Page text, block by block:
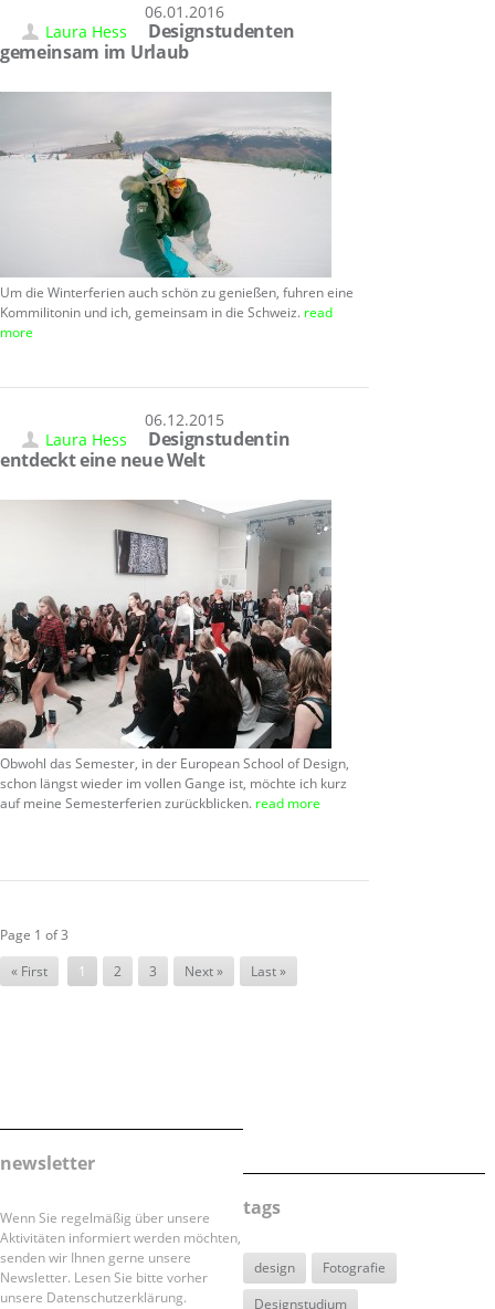
06.01.2016
Laura Hess
Designstudenten
gemeinsam im Urlaub
Um die Winterferien auch schön zu genießen, fuhren eine
Kommilitonin und ich, gemeinsam in die Schweiz. read
more
06.12.2015
Laura Hess
Designstudentin
entdeckt eine neue Welt
Obwohl das Semester, in der European School of Design,
schon längst wieder im vollen Gange ist, möchte ich kurz
auf meine Semesterferien zurückblicken. read more
Page 1 of 3
« First
1 2 3 Next » Last »
newsletter
Wenn Sie regelmäßig über unsere
Aktivitäten informiert werden möchten,
senden wir Ihnen gerne unsere
Newsletter. Lesen Sie bitte vorher
unsere Datenschutzerklärung.
tags
design
Fotografie
Designstudium